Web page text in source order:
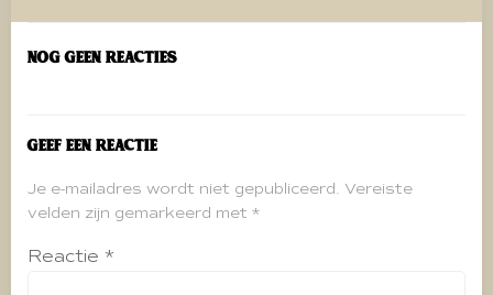
navigatie
Nog geen reacties
Geef een reactie
Je e-mailadres wordt niet gepubliceerd. Vereiste
velden zijn gemarkeerd met *
Reactie *